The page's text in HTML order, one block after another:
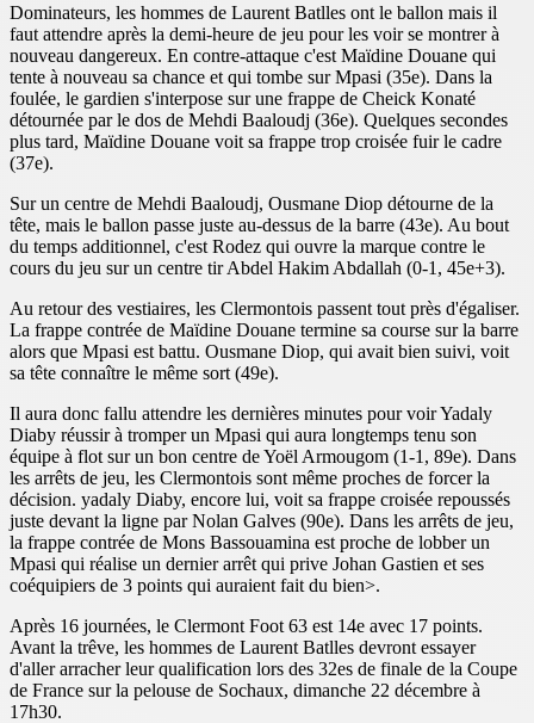
Dominateurs, les hommes de Laurent Batlles ont le ballon mais il
faut attendre après la demi-heure de jeu pour les voir se montrer à
nouveau dangereux. En contre-attaque c'est Maïdine Douane qui
tente à nouveau sa chance et qui tombe sur Mpasi (35e). Dans la
foulée, le gardien s'interpose sur une frappe de Cheick Konaté
détournée par le dos de Mehdi Baaloudj (36e). Quelques secondes
plus tard, Maïdine Douane voit sa frappe trop croisée fuir le cadre
(37e).
Sur un centre de Mehdi Baaloudj, Ousmane Diop détourne de la
tête, mais le ballon passe juste au-dessus de la barre (43e). Au bout
du temps additionnel, c'est Rodez qui ouvre la marque contre le
cours du jeu sur un centre tir Abdel Hakim Abdallah (0-1, 45e+3).
Au retour des vestiaires, les Clermontois passent tout près d'égaliser.
La frappe contrée de Maïdine Douane termine sa course sur la barre
alors que Mpasi est battu. Ousmane Diop, qui avait bien suivi, voit
sa tête connaître le même sort (49e).
Il aura donc fallu attendre les dernières minutes pour voir Yadaly
Diaby réussir à tromper un Mpasi qui aura longtemps tenu son
équipe à flot sur un bon centre de Yoël Armougom (1-1, 89e). Dans
les arrêts de jeu, les Clermontois sont même proches de forcer la
décision. yadaly Diaby, encore lui, voit sa frappe croisée repoussés
juste devant la ligne par Nolan Galves (90e). Dans les arrêts de jeu,
la frappe contrée de Mons Bassouamina est proche de lobber un
Mpasi qui réalise un dernier arrêt qui prive Johan Gastien et ses
coéquipiers de 3 points qui auraient fait du bien>.
Après 16 journées, le Clermont Foot 63 est 14e avec 17 points.
Avant la trêve, les hommes de Laurent Batlles devront essayer
d'aller arracher leur qualification lors des 32es de finale de la Coupe
de France sur la pelouse de Sochaux, dimanche 22 décembre à
17h30.